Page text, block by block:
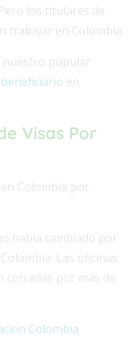
los titulares de
trabajar en Colombia.
nuestro popular
en
Visas Por
Colombia por
había cambiado por
Las oficinas
cerradas por más de
Colombia